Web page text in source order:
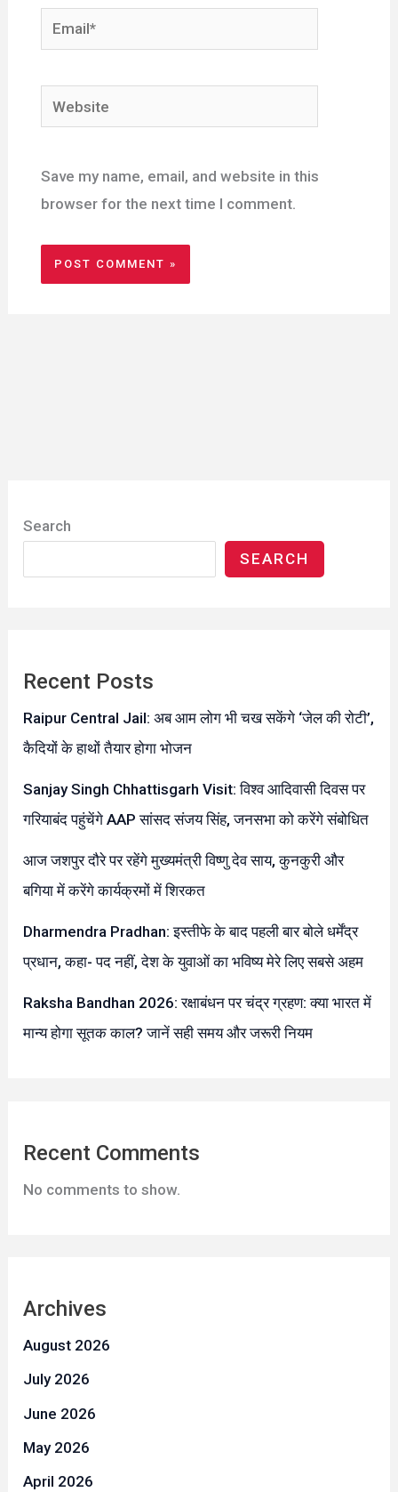
Email*
Website
Save my name, email, and website in this
browser for the next time I comment.
Search
SEARCH
Recent Posts
Raipur Central Jail: अब आम लोग भी चख सकेंगे ‘जेल की रोटी’,
कैदियों के हाथों तैयार होगा भोजन
Sanjay Singh Chhattisgarh Visit: विश्व आदिवासी दिवस पर
गरियाबंद पहुंचेंगे AAP सांसद संजय सिंह, जनसभा को करेंगे संबोधित
आज जशपुर दौरे पर रहेंगे मुख्यमंत्री विष्णु देव साय, कुनकुरी और
बगिया में करेंगे कार्यक्रमों में शिरकत
Dharmendra Pradhan: इस्तीफे के बाद पहली बार बोले धर्मेंद्र
प्रधान, कहा- पद नहीं, देश के युवाओं का भविष्य मेरे लिए सबसे अहम
Raksha Bandhan 2026: रक्षाबंधन पर चंद्र ग्रहण: क्या भारत में
मान्य होगा सूतक काल? जानें सही समय और जरूरी नियम
Recent Comments
No comments to show.
Archives
August 2026
July 2026
June 2026
May 2026
April 2026